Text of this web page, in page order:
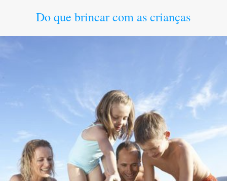
Do que brincar com as crianças